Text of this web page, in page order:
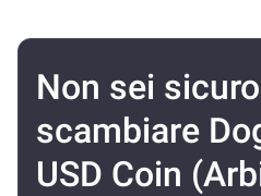
Non sei
scambiare
USD Coin